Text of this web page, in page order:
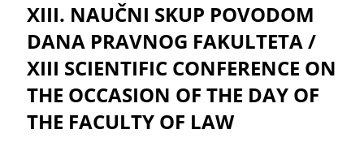
XIII. NAUČNI SKUP POVODOM
DANA PRAVNOG FAKULTETA /
XIII SCIENTIFIC CONFERENCE ON
THE OCCASION OF THE DAY OF
THE FACULTY OF LAW